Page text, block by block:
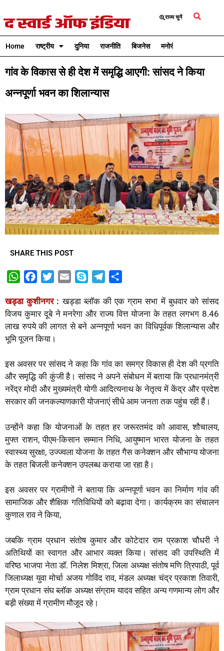
राज्य चुनें
Home राष्ट्रीय दुनिया राजनीति बिजनेस मनोरंजन
गांव के विकास से ही देश में समृद्धि आएगी: सांसद ने किया
अन्नपूर्णा भवन का शिलान्यास
SHARE THIS POST
W
a
t
s
A
p
c
e
b
o
k
i
t
t
e
a
i
l
y
p
e
l
e
g
m
a
r
e
खड्डा कुशीनगर : खड्डा ब्लॉक की एक ग्राम सभा में बुधवार को सांसद
विजय कुमार दूबे ने मनरेगा और राज्य वित्त योजना के तहत लगभग 8.46
लाख रुपये की लागत से बने अन्नपूर्णा भवन का विधिपूर्वक शिलान्यास और
भूमि पूजन किया।
इस अवसर पर सांसद ने कहा कि गांव का समग्र विकास ही देश की प्रगति
और समृद्धि की कुंजी है। सांसद ने अपने संबोधन में बताया कि प्रधानमंत्री
नरेंद्र मोदी और मुख्यमंत्री योगी आदित्यनाथ के नेतृत्व में केंद्र और प्रदेश
सरकार की जनकल्याणकारी योजनाएं सीधे आम जनता तक पहुंच रही हैं।
उन्होंने कहा कि योजनाओं के तहत हर जरूरतमंद को आवास, शौचालय,
मुफ्त राशन, पीएम-किसान सम्मान निधि, आयुष्मान भारत योजना के तहत
स्वास्थ्य सुरक्षा, उज्ज्वला योजना के तहत गैस कनेक्शन और सौभाग्य योजना
के तहत बिजली कनेक्शन उपलब्ध कराया जा रहा है।
इस अवसर पर ग्रामीणों ने बताया कि अन्नपूर्णा भवन का निर्माण गांव की
सामाजिक और शैक्षिक गतिविधियों को बढ़ावा देगा। कार्यक्रम का संचालन
कुणाल राव ने किया,
जबकि ग्राम प्रधान संतोष कुमार और कोटेदार राम प्रकाश चौधरी ने
अतिथियों का स्वागत और आभार व्यक्त किया। सांसद की उपस्थिति में
वरिष्ठ भाजपा नेता डॉ. निलेश मिश्रा, जिला अध्यक्ष संतोष मणि त्रिपाठी, पूर्व
जिलाध्यक्ष युवा मोर्चा अजय गोविंद राव, मंडल अध्यक्ष चंद्र प्रकाश तिवारी,
ग्राम प्रधान संघ ब्लॉक अध्यक्ष संग्राम यादव सहित अन्य गणमान्य लोग और
बड़ी संख्या में ग्रामीण मौजूद रहे।